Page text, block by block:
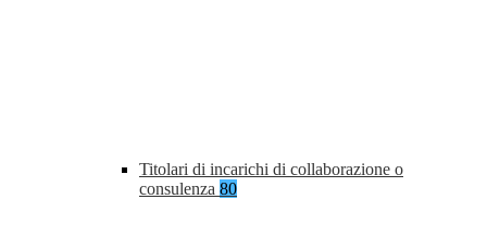
Titolari di incarichi di collaborazione o
consulenza 80